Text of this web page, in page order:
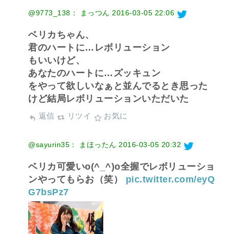
@9773_138： まっつん 2016-03-05 22:06
ベリカちゃん、
君のハートに…レボリューション
もいいけど、
あなたのハートに…ズッキュン
をやって欲しいなぁと並んでるとき思った
けど結局レボリューションいただいた
返信 リツイ お気に
@sayurin35： まほったん 2016-03-05 20:32
ベリカ可愛いo(^_^)o全握でレボリューショ
ンやってもらお（笑） pic.twitter.com/eyQ
G7bsPz7